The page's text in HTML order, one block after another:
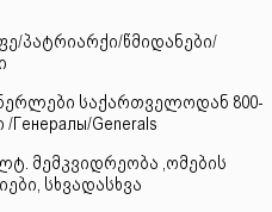
პატრიარქი/წმიდანები/
საქართველოდან 800-
/Генералы/Generals
მემკვიდრეობა ,ომების
სხვადასხვა